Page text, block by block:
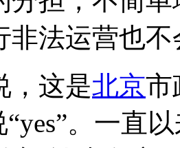
非法运营也
这是北京市
“yes”。一直